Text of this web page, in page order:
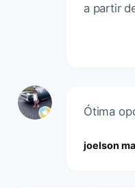
a partir
Ótima
joelson